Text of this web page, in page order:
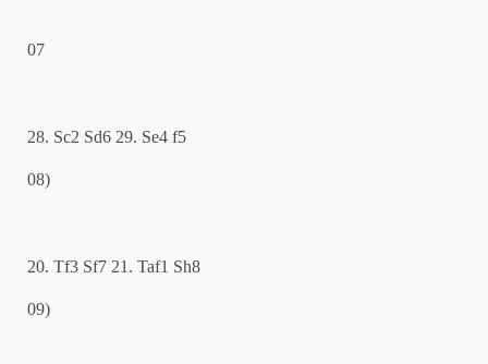
07
28. Sc2 Sd6 29. Se4 f5
08)
20. Tf3 Sf7 21. Taf1 Sh8
09)